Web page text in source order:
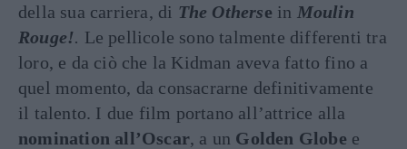
della sua carriera, di The Otherse in Moulin
Rouge!. Le pellicole sono talmente differenti tra
loro, e da ciò che la Kidman aveva fatto fino a
quel momento, da consacrarne definitivamente
il talento. I due film portano all’attrice alla
nomination all’Oscar, a un Golden Globe e